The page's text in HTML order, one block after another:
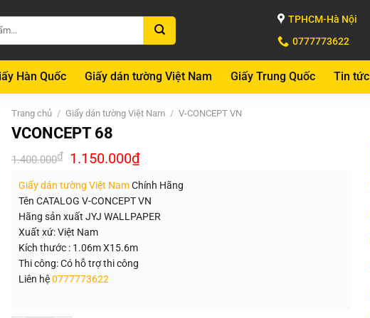
TPHCM-Hà Nội
0777773622
Hàn Quốc Giấy dán tường Việt Nam Giấy Trung Quốc Tin tức
Trang chủ / Giấy dán tường Việt Nam / V-CONCEPT VN
VCONCEPT 68
1.400.000₫ Giá
gốc
1.400.000₫.
1.150.000₫Giá
hiện
là:
1.150.000₫.
Giấy dán tường Việt NamChính Hãng
Tên CATALOG V-CONCEPT VN
Hãng sản xuất JYJ WALLPAPER
Xuất xứ: Việt Nam
Kích thước : 1.06m X15.6m
Thi công: Có hỗ trợ thi công
Liên hệ0777773622